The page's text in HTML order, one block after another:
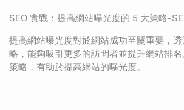
SEO 實戰：提高網站曝光度的 5 大策略-
提高網站曝光度對於網站成功至關重要，
略，能夠吸引更多的訪問者並提升網站排
策略，有助於提高網站的曝光度。